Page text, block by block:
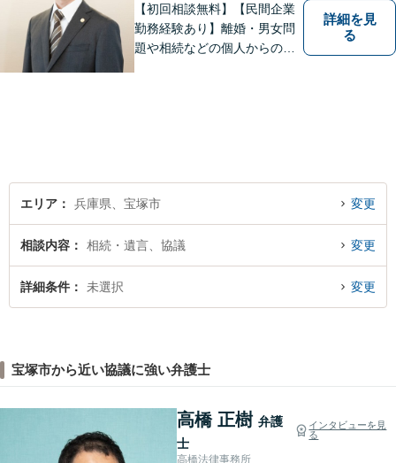
歩3分】
【初回相談無料】【民間企業
勤務経験あり】離婚・男女問
題や相続などの個人からのご
詳細を見
る
エリア 兵庫県、宝塚市 変更
相談内容 相続・遺言、協議 変更
詳細条件 未選択 変更
宝塚市から近い協議に強い弁護士
高橋 正樹 弁護
士
インタビューを見
る
高橋法律事務所